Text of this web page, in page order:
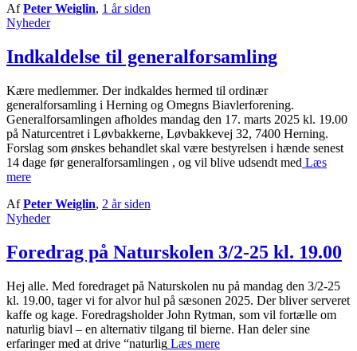
AfPeter Weiglin, 1 årsiden
Nyheder
Indkaldelse til generalforsamling
Kære medlemmer. Der indkaldes hermed til ordinær
generalforsamling i Herning og Omegns Biavlerforening.
Generalforsamlingen afholdes mandag den 17. marts 2025 kl. 19.00
på Naturcentret i Løvbakkerne, Løvbakkevej 32, 7400 Herning.
Forslag som ønskes behandlet skal være bestyrelsen i hænde senest
14 dage før generalforsamlingen , og vil blive udsendt med Læs
mere
AfPeter Weiglin, 2 årsiden
Nyheder
Foredrag på Naturskolen 3/2-25 kl. 19.00
Hej alle. Med foredraget på Naturskolen nu på mandag den 3/2-25
kl. 19.00, tager vi for alvor hul på sæsonen 2025. Der bliver serveret
kaffe og kage. Foredragsholder John Rytman, som vil fortælle om
naturlig biavl – en alternativ tilgang til bierne. Han deler sine
erfaringer med at drive “naturlig Læs mere